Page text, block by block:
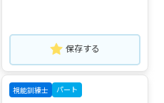
保存する
視能訓練士 パート